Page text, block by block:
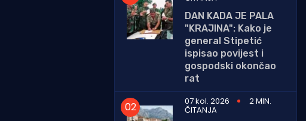
DAN KADA JE PALA
"KRAJINA": Kako je
general Stipetić
ispisao povijest i
gospodski okončao
rat
07 kol. 2026
2 MIN.
ČITANJA